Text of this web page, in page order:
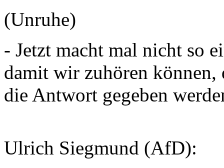
(Unruhe)
- Jetzt macht mal nicht so
damit wir zuhören
die Antwort gegeben
Ulrich Siegmund (AfD):